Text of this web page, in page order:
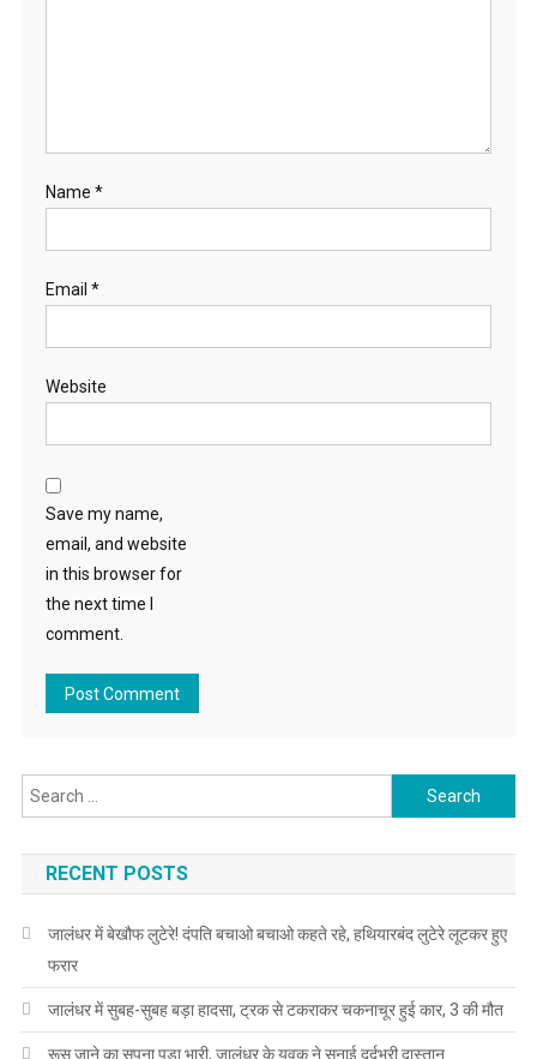
Name *
Email *
Website
Save my name,
email, and website
in this browser for
the next time I
comment.
Search for:
RECENT POSTS
जालंधर में बेखौफ लुटेरे! दंपति बचाओ बचाओ कहते रहे, हथियारबंद लुटेरे लूटकर हुए
फरार
जालंधर में सुबह-सुबह बड़ा हादसा, ट्रक से टकराकर चकनाचूर हुई कार, 3 की मौत
रूस जाने का सपना पड़ा भारी, जालंधर के युवक ने सुनाई दर्दभरी दास्तान